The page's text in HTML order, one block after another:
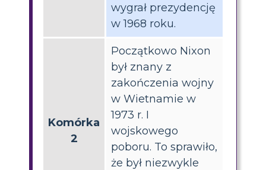
wygrał prezydencję
w 1968 roku.
Komórka
2
Początkowo Nixon
był znany z
zakończenia wojny
w Wietnamie w
1973 r. I
wojskowego
poboru. To sprawiło,
że był niezwykle